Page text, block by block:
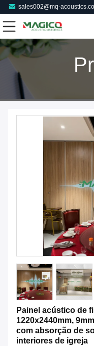
sales002@mq-
Painel acústico de
1220x2440mm,
com absorção de
interiores de igreja